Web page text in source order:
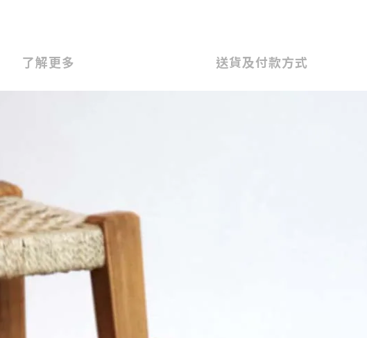
了解更多 送貨及付款方式